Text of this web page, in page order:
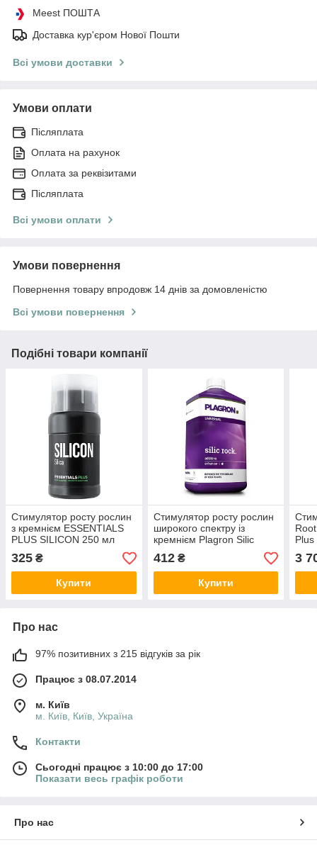
Meest ПОШТА
Доставка кур'єром Нової Пошти
Всі умови доставки
Умови оплати
Післяплата
Оплата на рахунок
Оплата за реквізитами
Післяплата
Всі умови оплати
Умови повернення
Повернення товару впродовж 14 днів за домовленістю
Всі умови повернення
Подібні товари компанії
Стимулятор росту рослин
з кремнієм ESSENTIALS
PLUS SILICON 250 мл
325 ₴
Купити
Стимулятор росту рослин
широкого спектру із
кремнієм Plagron Silic
Rock 250 мл
412₴
Купити
3
Про нас
97% позитивних з 215 відгуків за рік
Працює з 08.07.2014
м. Київ
м. Київ, Київ, Україна
Контакти
Сьогодні працює з 10:00 до 17:00
Показати весь графік роботи
Про нас